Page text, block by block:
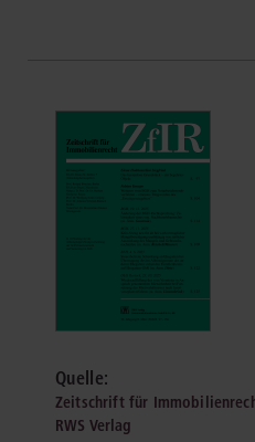
Quelle:
Zeitschrift für
RWS Verlag